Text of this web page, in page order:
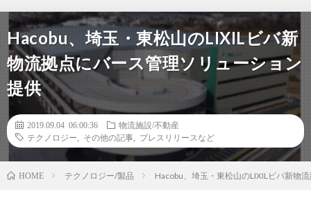
Hacobu、埼玉・東松山のLIXILビバ新
物流拠点にバース管理ソリューション
提供
2019.09.04 06:00:36
物流施設/不動産
テクノロジー
その他の記事 プレスリリースなど
HOME テクノロジー/製品 Hacobu、埼玉・東松山のLIXILビバ新物